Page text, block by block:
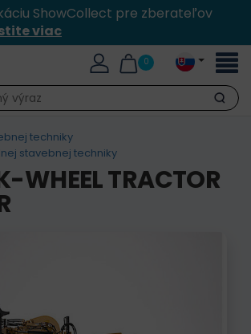
ShowCollect pre zberateľov
viac
0
Hľadať
techniky
stavebnej techniky
WHEEL TRACTOR